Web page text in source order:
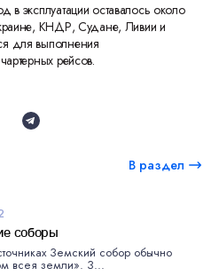
в эксплуатации оставалось около
КНДР, Судане, Ливии и
для выполнения
рейсов.
В раздел
соборы
Земский собор обычно
всея земли». З...